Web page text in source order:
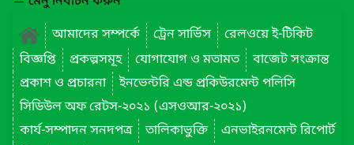
আমাদের সম্পর্কে
ট্রেন সার্ভিস
রেলওয়ে ই-টিকিট
বিজ্ঞপ্তি
প্রকল্পসমূহ যোগাযোগ ও মতামত
বাজেট সংক্রান্ত
প্রকাশ ও প্রচারনা
ইনভেন্টরি এন্ড প্রকিউরমেন্ট পলিসি
সিডিউল অফ রেটস-২০২১ (এসওআর-২০২১)
কার্য-সম্পাদন সনদপত্র
তালিকাভুক্তি
এনভাইরনমেন্ট রিপোর্ট